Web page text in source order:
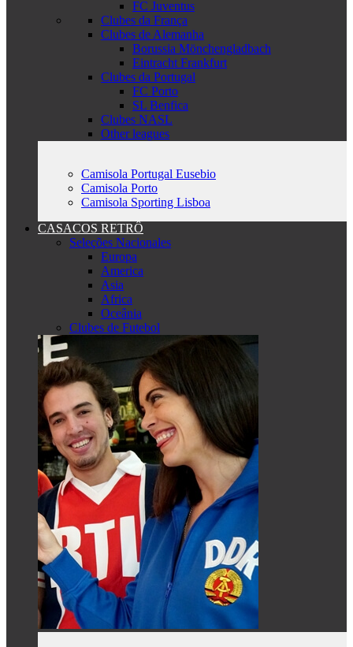
FC Juventus
Clubes da França
Clubes de Alemanha
Borussia Mönchengladbach
Eintracht Frankfurt
Clubes da Portugal
FC Porto
SL Benfica
Clubes NASL
Other leagues
Camisola Portugal Eusebio
Camisola Porto
Camisola Sporting Lisboa
CASACOS RETRÔ
Seleções Nacionales
Europa
America
Asia
Africa
Oceânia
Clubes de Futebol